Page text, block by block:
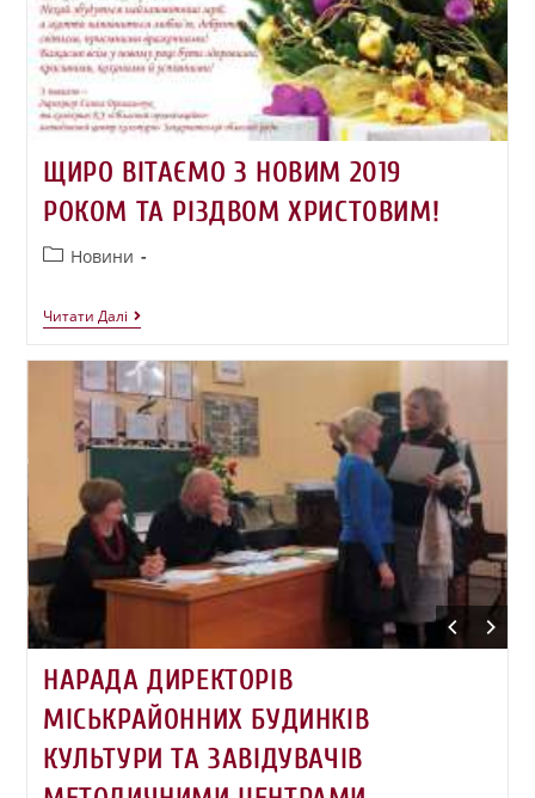
ЩИРО ВІТАЄМО З НОВИМ 2019
РОКОМ ТА РІЗДВОМ ХРИСТОВИМ!
Новини
Читати Далі
НАРАДА ДИРЕКТОРІВ
МІСЬКРАЙОННИХ БУДИНКІВ
КУЛЬТУРИ ТА ЗАВІДУВАЧІВ